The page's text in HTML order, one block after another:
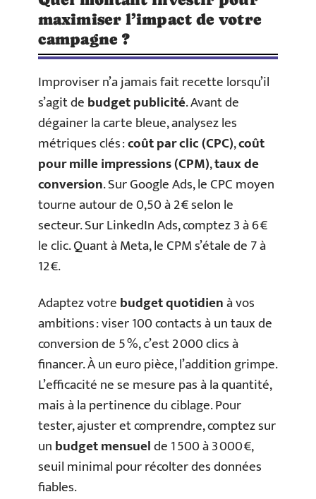
maximiser l’impact de votre
campagne ?
Improviser n’a jamais fait recette lorsqu’il
s’agit debudget publicité. Avant de
dégainer la carte bleue, analysez les
métriques clés :coût par clic (CPC),coût
pour mille impressions (CPM),taux de
conversion. Sur Google Ads, le CPC moyen
tourne autour de 0,50 à 2 € selon le
secteur. Sur LinkedIn Ads, comptez 3 à 6 €
le clic. Quant à Meta, le CPM s’étale de 7 à
12 €.
Adaptez votrebudget quotidienà vos
ambitions : viser 100 contacts à un taux de
conversion de 5 %, c’est 2 000 clics à
financer. À un euro pièce, l’addition grimpe.
L’efficacité ne se mesure pas à la quantité,
mais à la pertinence du ciblage. Pour
tester, ajuster et comprendre, comptez sur
unbudget mensuelde 1 500 à 3 000 €,
seuil minimal pour récolter des données
fiables.